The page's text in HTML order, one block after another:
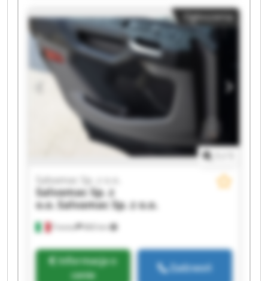
Salvamac Sp. z o.o. Salvamac Sp. z o.o. Salvamac
Sp. z o.o. Salvamac Sp. z o.o. Salvamac Sp. z o.o.
Salvamac Sp. z o.o. Salvamac Sp. z o.o. Salvamac
Sp. z o.o. Salvamac Sp. z o.o. Salvamac Sp. z o.o.
Ogłoszenia
Treviso 860 km
Salvamac Sp. z o.o.
Salvamac Sp. z
o.o. Salvamac Sp. z o.o.
Informacja o
cenie
Zadzwoń